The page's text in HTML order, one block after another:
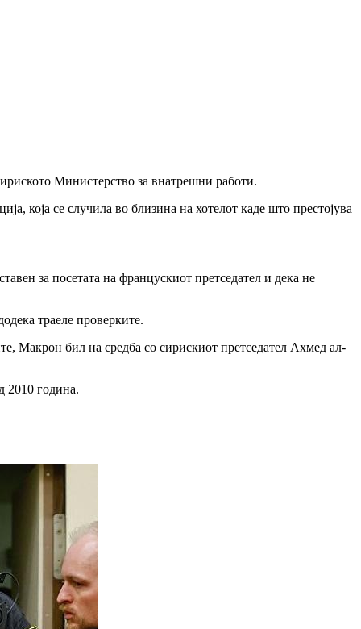
Министерство за внатрешни работи.
која се случила во близина на хотелот каде што престојува
за посетата на францускиот претседател и дека не
траеле проверките.
Макрон бил на средба со сирискиот претседател Ахмед ал-
2010 година.